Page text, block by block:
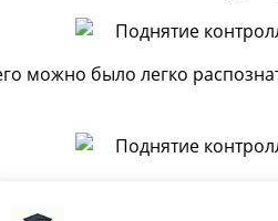
можно было легко